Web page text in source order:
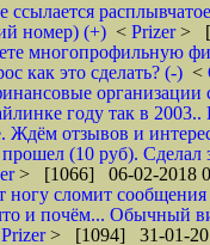
ссылается
номер) (+) < Prizer>
многопрофильную
как это сделать? (-) <
году так в
Ждём отзывов и
(10 руб). Сделал
> [1066] 06-02-2018
сломит
и почём... Обычный
Prizer> [1094] 31-01-